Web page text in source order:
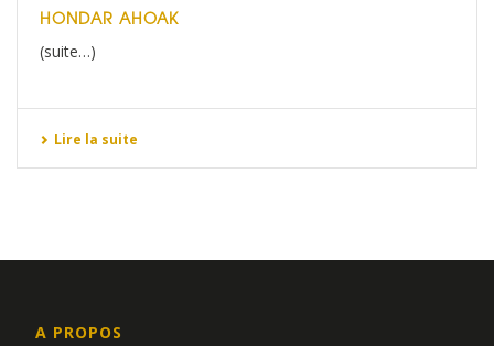
HONDAR AHOAK
(suite…)
Lire la suite
A PROPOS